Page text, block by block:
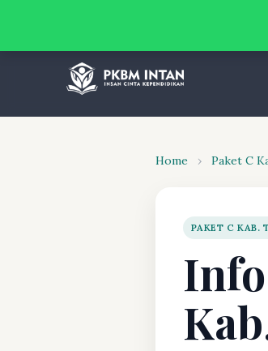
Home › Paket C
PAKET C KAB.